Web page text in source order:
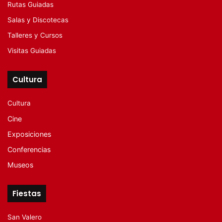
Rutas Guiadas
Salas y Discotecas
Talleres y Cursos
Visitas Guiadas
Cultura
Cultura
Cine
Exposiciones
Conferencias
Museos
Fiestas
San Valero